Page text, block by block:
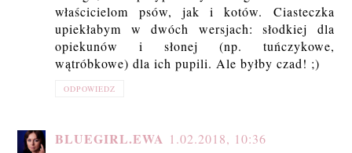
właścicielom psów, jak i kotów. Ciasteczka
upiekłabym w dwóch wersjach: słodkiej dla
opiekunów i słonej (np. tuńczykowe,
wątróbkowe) dla ich pupili. Ale byłby czad! ;)
ODPOWIEDZ
BLUEGIRL.EWA 1.02.2018, 10:36